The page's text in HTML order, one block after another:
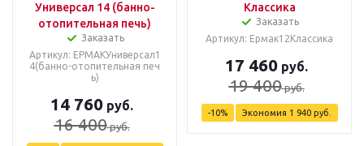
Универсал 14 (банно-
отопительная печь)
Заказать
Артикул: ЕРМАКУниверсал1
4(банно-отопительная печ
ь)
14 760 руб.
16 400руб.
Классика
Заказать
Артикул: Ермак12Классика
17 460 руб.
19 400руб.
-10% Экономия 1 940руб.